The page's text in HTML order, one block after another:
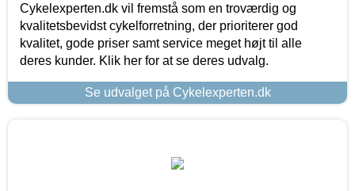
Cykelexperten.dk vil fremstå som en troværdig og
kvalitetsbevidst cykelforretning, der prioriterer god
kvalitet, gode priser samt service meget højt til alle
deres kunder. Klik her for at se deres udvalg.
Se udvalget på Cykelexperten.dk